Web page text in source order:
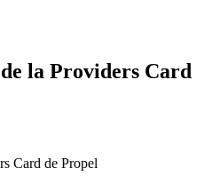
la Providers Card
Card de Propel